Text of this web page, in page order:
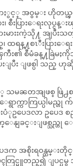
င့္ အ၀ွမ္း ဟိုတယ္ၾကီ
၊ စီးပြားေရးလုပ္ငန္
ားးကဲ့သို႔ အျပီးသတ္
ထရန္႔စၤီးပြားေရး
) ၾကီး၏ စီမံခန္႔ခြဲ
း ျဖစ္ပါ သည္ ဟုဆိုျ
သမၼတအျဖစ္ ဖြဲ
ာက္ကာကြယ္ပါမည္ဟု
ဥပေဒလာ ဥပေဒ
ေနျခင္းျဖစ္သည္ဟု
ဒက အစိုးရ၀န္ထမ္း
ပၚတြင္မူတည္၍ ျပင္